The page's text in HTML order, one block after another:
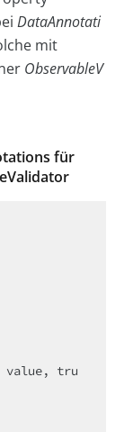
DataAnnotati
mit
ObservableV
für